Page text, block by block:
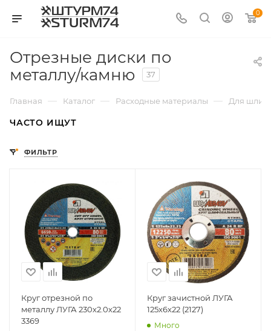
0
Отрезные диски по
металлу/камню
37
Главная — Каталог — Расходные материалы — Для
ЧАСТО ИЩУТ
ФИЛЬТР
Круг отрезной по
металлу ЛУГА 230х2.0х22
3369
Круг зачистной ЛУГА
125х6х22 (2127)
Много